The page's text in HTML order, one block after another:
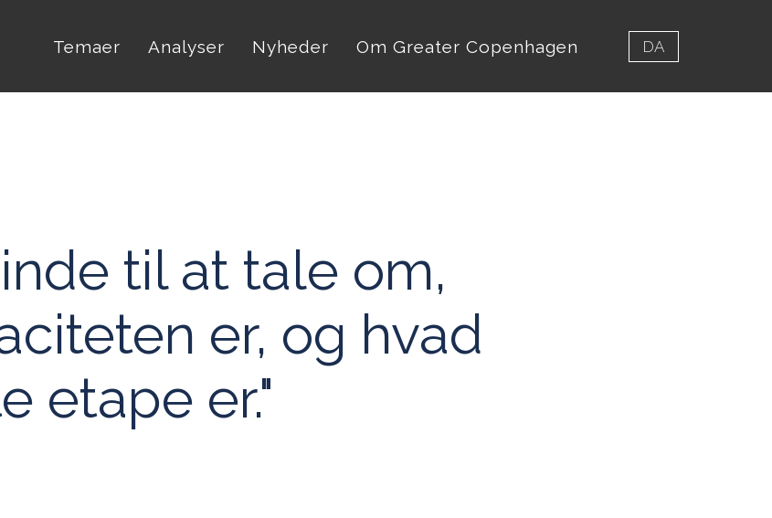
Temaer Analyser Nyheder Om Greater Copenhagen DA
til at tale om,
er, og hvad
etape er."